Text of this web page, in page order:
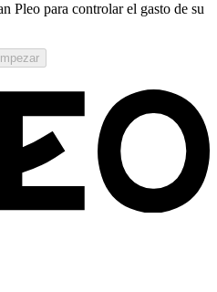
Pleo para controlar el gasto de su